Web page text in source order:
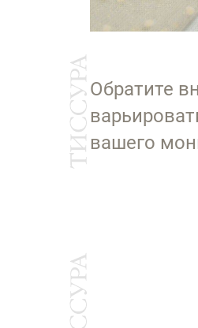
Обратите
вашего